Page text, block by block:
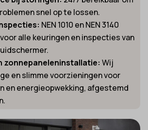
snel op te lossen.
NEN 1010 en NEN 3140
alle keuringen en inspecties van
zonnepaneleninstallatie: Wij
en slimme voorzieningen voor
en energieopwekking, afgestemd